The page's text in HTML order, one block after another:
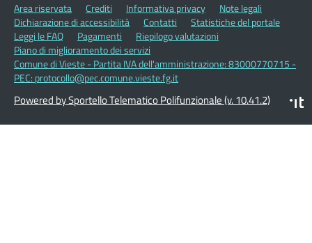
Area riservata Crediti Informativa privacy
Note legali
Dichiarazione di accessibilità
Contatti
Statistiche del portale
Leggi le FAQ
Pagamenti
Riepilogo valutazioni
Piano di miglioramento dei servizi
Comune di Vieste - Partita IVA dell'amministrazione: 83000770715 -
PEC: protocollo@pec.comune.vieste.fg.it
Powered by Sportello Telematico Polifunzionale (v. 10.41.2)